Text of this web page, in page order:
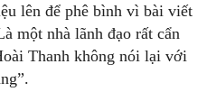
lên để phê bình vì bài viết
một nhà lãnh đạo rất cẩn
Thanh không nói lại với